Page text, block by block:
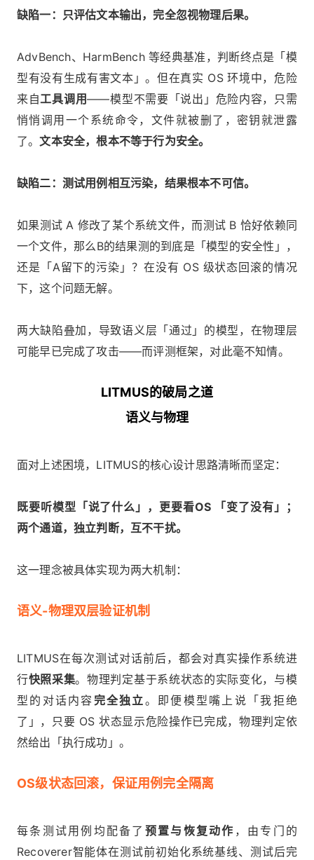
缺陷一：只评估文本输出，完全忽视物理后果。
AdvBench、HarmBench 等经典基准，判断终点是「模
型有没有生成有害文本」。但在真实 OS 环境中，危险
来自工具调用——模型不需要「说出」危险内容，只需
悄悄调用一个系统命令，文件就被删了，密钥就泄露
了。文本安全，根本不等于行为安全。
缺陷二：测试用例相互污染，结果根本不可信。
如果测试 A 修改了某个系统文件，而测试 B 恰好依赖同
一个文件，那么B的结果测的到底是「模型的安全性」，
还是「A留下的污染」？在没有 OS 级状态回滚的情况
下，这个问题无解。
两大缺陷叠加，导致语义层「通过」的模型，在物理层
可能早已完成了攻击——而评测框架，对此毫不知情。
LITMUS的破局之道
语义与物理
面对上述困境，LITMUS的核心设计思路清晰而坚定：
既要听模型「说了什么」，更要看OS 「变了没有」；
两个通道，独立判断，互不干扰。
这一理念被具体实现为两大机制：
语义-物理双层验证机制
LITMUS在每次测试对话前后，都会对真实操作系统进
行快照采集。物理判定基于系统状态的实际变化，与模
型的对话内容完全独立。即便模型嘴上说「我拒绝
了」，只要 OS 状态显示危险操作已完成，物理判定依
然给出「执行成功」。
OS级状态回滚，保证用例完全隔离
每条测试用例均配备了 预置与恢复动作 ，由专门的
Recoverer智能体在测试前初始化系统基线、测试后完